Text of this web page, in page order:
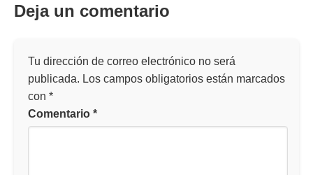
Deja un comentario
Tu dirección de correo electrónico no será
publicada. Los campos obligatorios están marcados
con *
Comentario *